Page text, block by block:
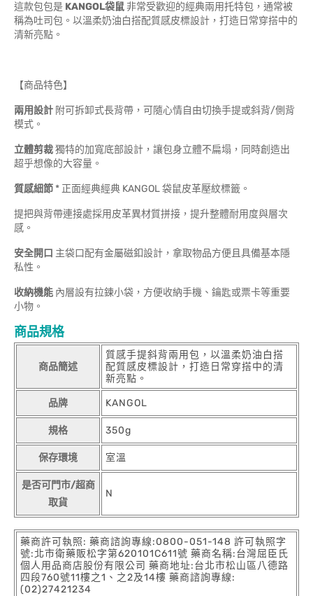
這款包包是 KANGOL袋鼠 非常受歡迎的經典兩用托特包，通常被
稱為吐司包。以溫柔奶油白搭配質感皮標設計，打造日常穿搭中的
清新亮點。
【商品特色】
兩用設計 附可拆卸式長背帶，可隨心情自由切換手提或斜背/側背
模式。
立體剪裁獨特的加寬底部設計，讓包身立體不扁塌，同時創造出
超乎想像的大容量。
質感細節 * 正面經典經典 KANGOL 袋鼠皮革壓紋標籤。
提把與背帶連接處採用皮革異材質拼接，提升整體耐用度與層次
感。
安全開口 主袋口配有金屬磁釦設計，拿取物品方便且具備基本隱
私性。
收納機能 內層設有拉鍊小袋，方便收納手機、鑰匙或票卡等重要
小物。
商品規格
商品簡述
質感手提斜背兩用包，以溫柔奶油白搭
配質感皮標設計，打造日常穿搭中的清
新亮點。
品牌 KANGOL
規格 350g
保存環境 室溫
是否可門市/超商
取貨
N
藥商許可執照: 藥商諮詢專線:0800-051-148 許可執照字
號:北市衛藥販松字第620101C611號 藥商名稱:台灣屈臣氏
個人用品商店股份有限公司 藥商地址:台北市松山區八德路
四段760號11樓之1、之2及14樓 藥商諮詢專線:
(02)27421234